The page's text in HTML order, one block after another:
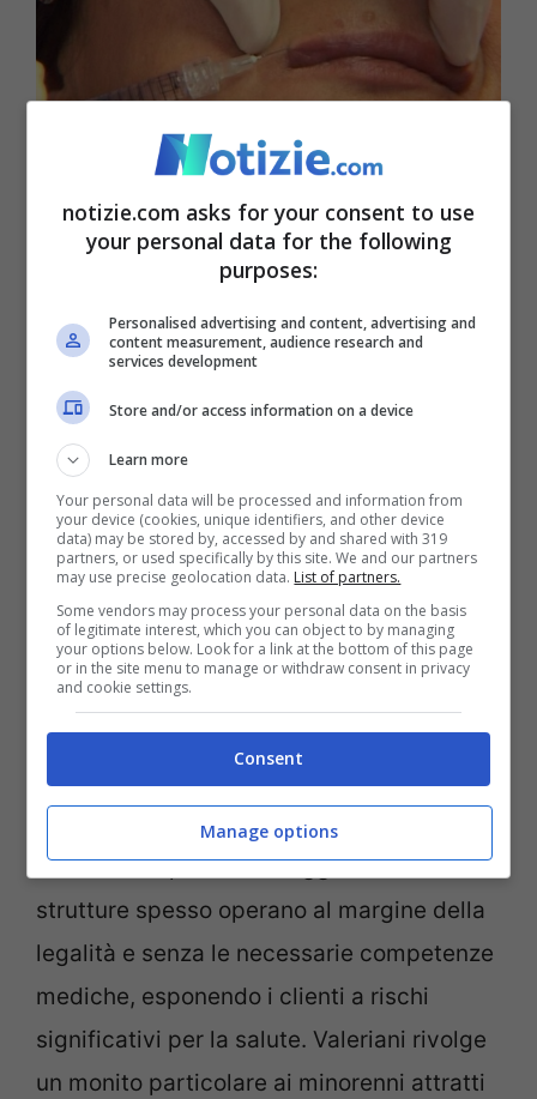
Ok ad apparire più belli- Ansa- Notizie.com
Prima dell’applicazione di qualsiasi
trattamento medico-estetico è
fondamentale una visita preliminare
accurata. Durante questa fase deve essere
fornito al paziente un consenso informato
dettagliato che illustri natura, limiti e
possibili complicanze del procedimento
scelto. “Non si tratta mai soltanto di
semplici ‘punturine’. Ogni intervento ha le
sue specificità e potenziali rischi”, precisa
Valeriani.
Il chirurgo mette in guardia contro la
tentazione di rivolgersi a centri estetici
non qualificati che promettono risultati
immediati a prezzi vantaggiosi. Queste
strutture spesso operano al margine della
legalità e senza le necessarie competenze
mediche, esponendo i clienti a rischi
significativi per la salute. Valeriani rivolge
un monito particolare ai minorenni attratti
notizie.com asks for your consent to use
your personal data for the following
purposes:
Personalised advertising and content, advertising and
content measurement, audience research and
services development
Store and/or access information on a device
Learn more
Your personal data will be processed and information from
your device (cookies, unique identifiers, and other device
data) may be stored by, accessed by and shared with 319
partners, or used specifically by this site. We and our partners
may use precise geolocation data. List of partners.
Some vendors may process your personal data on the basis
of legitimate interest, which you can object to by managing
your options below. Look for a link at the bottom of this page
or in the site menu to manage or withdraw consent in privacy
and cookie settings.
Consent
Manage options